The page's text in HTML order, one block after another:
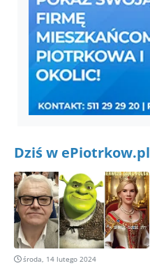
Dziś w ePiotrkow.pl
środa, 14 lutego 2024